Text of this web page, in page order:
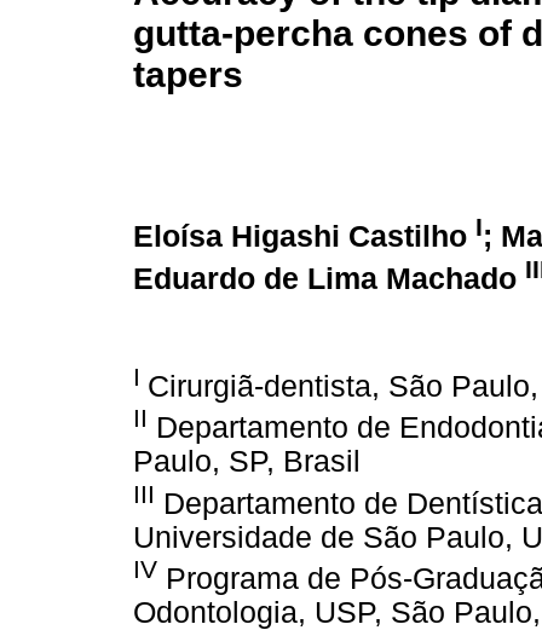
gutta-percha cones of
tapers
Eloísa Higashi Castilho I;
Eduardo de Lima Machado
I Cirurgiã-dentista, São
II Departamento de
Paulo, SP, Brasil
III Departamento de
Universidade de São Paulo,
IV Programa de Pós-
Odontologia, USP, São